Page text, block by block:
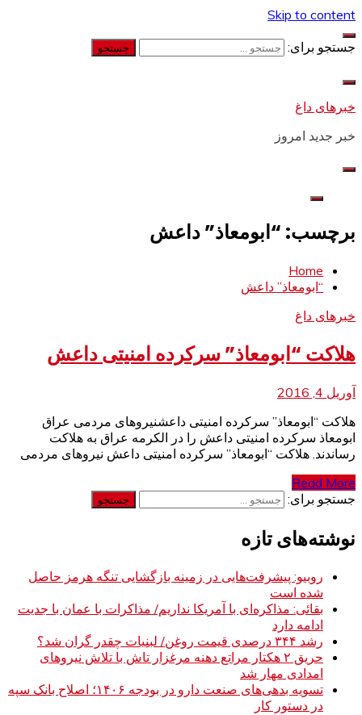
Skip to content
جستجو برای:
خبرهای داغ
خبر جدید امروز
برچسب: “ابومعاذ” داعش
Home
“ابومعاذ” داعش
خبرهای داغ
هلاکت “ابومعاذ” سرکرده امنیتی داعش
آوریل 4, 2016
هلاکت “ابومعاذ” سرکرده امنیتی داعشنیروهای مردمی عراق
ابومعاذ سرکرده امنیتی داعش را در الکرمه عراق به هلاکت
رساندند. هلاکت “ابومعاذ” سرکرده امنیتی داعش نیروهای مردمی
Read More
جستجو برای:
نوشته‌های تازه
روبیو: پیشرفت‌هایی در زمینه بازگشایی تنگه هرمز حاصل
شده است
بقائی: مذاکره‌ای با آمریکا نداریم/ مذاکرات با عمان با جدیت
ادامه دارد
رشد ۳۴۴ درصدی قیمت روغن/ لبنیات چقدر گران شد؟
حریق ۲ هکتار مراتع دهنه مرغزار تاش با تلاش نیروهای
امدادی مهار شد
تسویه بدهی‌های صنعت دارو در بودجه ۱۴۰۶؛ اصلاح بانک سپه
در دستور کار